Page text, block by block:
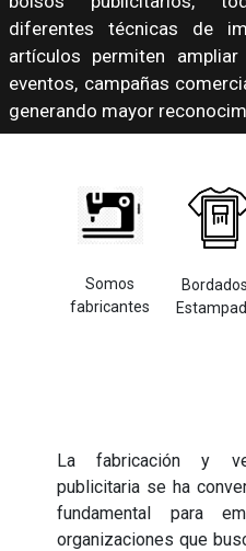
diferentes técnicas de
artículos permiten
eventos, campañas
generando mayor
Somos
fabricantes
La fabricación y
publicitaria se ha
fundamental para
organizaciones que